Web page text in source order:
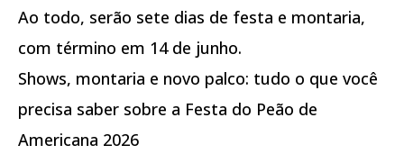
Ao todo, serão sete dias de festa e montaria,
com término em 14 de junho.
Shows, montaria e novo palco: tudo o que você
precisa saber sobre a Festa do Peão de
Americana 2026